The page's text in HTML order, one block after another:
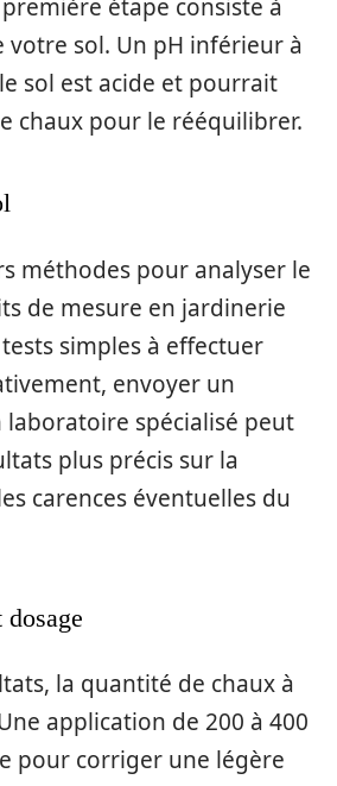
étape consiste à
votre sol. Un pH inférieur à
sol est acide et pourrait
chaux pour le rééquilibrer.
méthodes pour analyser le
de mesure en jardinerie
simples à effectuer
envoyer un
spécialisé peut
plus précis sur la
carences éventuelles du
la quantité de chaux à
application de 200 à 400
pour corriger une légère